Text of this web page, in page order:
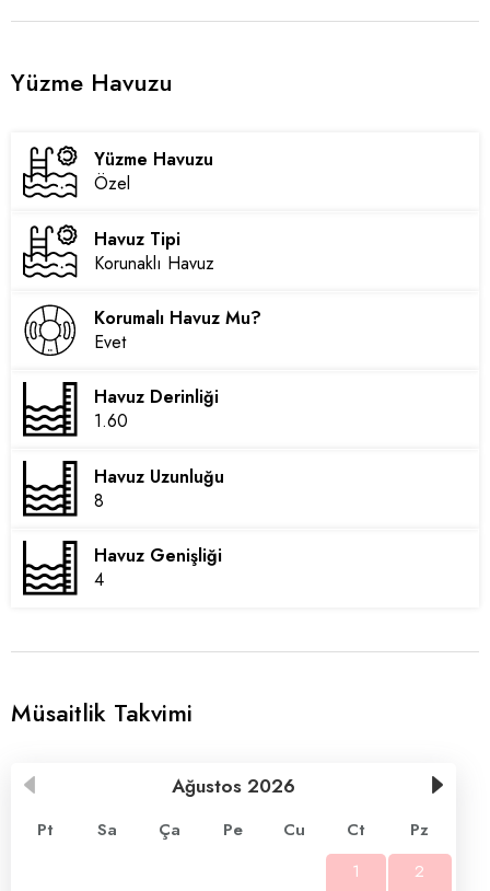
Yüzme Havuzu
Yüzme Havuzu
Özel
Havuz Tipi
Korunaklı Havuz
Korumalı Havuz Mu?
Evet
Havuz Derinliği
1.60
Havuz Uzunluğu
8
Havuz Genişliği
4
Müsaitlik Takvimi
Ağustos 2026
Pt Sa Ça Pe Cu Ct
Pz
1
2